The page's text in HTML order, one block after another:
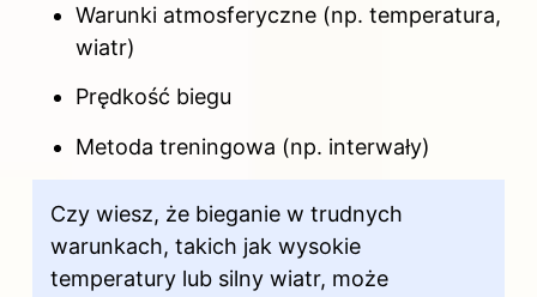
Warunki atmosferyczne (np. temperatura,
wiatr)
Prędkość biegu
Metoda treningowa (np. interwały)
Czy wiesz, że bieganie w trudnych
warunkach, takich jak wysokie
temperatury lub silny wiatr, może